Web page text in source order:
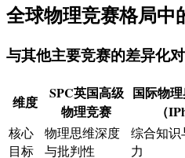
全球物理竞赛格局中
与其他主要竞赛的差异化
维度
SPC英国高级
物理竞赛
国际物
（
核心
目标
物理思维深度
与批判性
综合知识
力